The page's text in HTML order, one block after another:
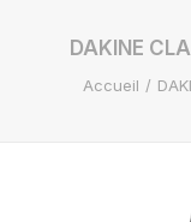
DAKINE
Accueil